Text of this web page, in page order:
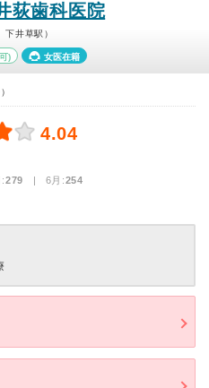
荻歯科医院
井草駅）
) 女医在籍
4.04
279 | 6月:254